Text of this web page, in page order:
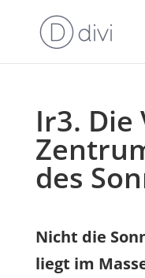
Ir3. Die
des
Nicht die
liegt im